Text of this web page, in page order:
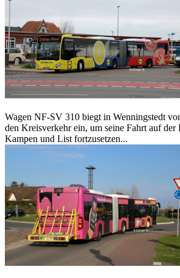
Wagen NF-SV 310 biegt in Wenningstedt
den Kreisverkehr ein, um seine Fahrt auf
Kampen und List fortzusetzen...